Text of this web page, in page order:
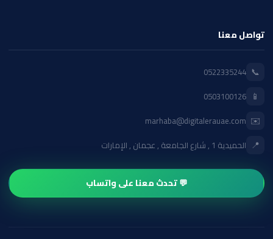
تواصل معنا
📞
0522335244
📱
0503100126
✉️
marhaba@digitalerauae.com
📍 الحميدية 1 , شارع الجامعة , عجمان , الإمارات
💬 تحدث معنا على واتساب